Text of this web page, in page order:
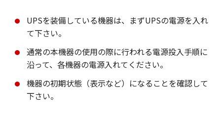
UPSを装備している機器は、まずUPSの電源を入れ
て下さい。
通常の本機器の使用の際に行われる電源投入手順に
沿って、各機器の電源入れてください。
機器の初期状態（表示など）になることを確認して
下さい。